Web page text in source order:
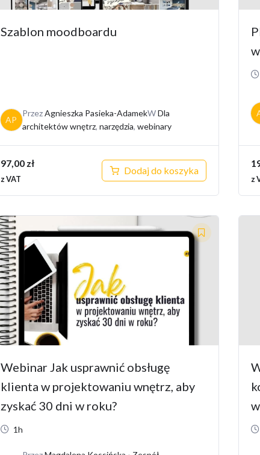
Szablon moodboardu
AP
PrzezAgnieszka Pasieka-AdamekWDla
architektów wnętrz, narzędzia, webinary
97,00 zł
z VAT
Dodaj do koszyka
z
Webinar Jak usprawnić obsługę
klienta w projektowaniu wnętrz, aby
zyskać 30 dni w roku?
1h